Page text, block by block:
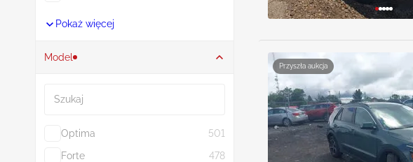
Pokaż więcej
Model
Optima
501
Forte
478
Przyszła aukcja